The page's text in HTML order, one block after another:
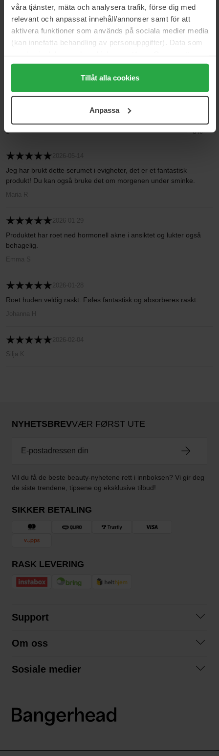
våra tjänster, mäta och analysera trafik, förse dig med
relevant och anpassat innehåll/annonser samt för att
aktivera funktioner som används på sociala medier media
(kan innefatta behandling av personuppgifter). Data som
trycka på "Tillåt alla cookies" accepterar du alla cookies,
medan du under "Detaljer" kan anpassa användningen av
cookies. Du kan när som helst återkalla ditt samtycke.
Tillåt alla cookies
Anpassa
5
Basert på 4 anmeldelser
1
0%
2026-05-14
Jeg har brukt dette serumet i evigheter, det er et fantastisk
produkt! Du kan også bruke det om morgenen under sminke.
Maria R
2026-01-29
Produktet har roet ned hormonell akne i ansiktet og lukter også
behagelig.
Emma S
2026-01-28
Roet huden veldig raskt. Føles fantastisk og absorberes raskt.
Johanna H
2026-02-04
Silja K
NYHETSBREVVÆR FØRST UTE
Vil du få de beste beauty-nyhetene rett i innboksen? Vi gir deg
de siste trendene, tipsene og eksklusive tilbud!
SIKKER BETALING
RASK LEVERING
Support
Kjøpsvilkår
Om oss
Sosiale medier
LinkedIn